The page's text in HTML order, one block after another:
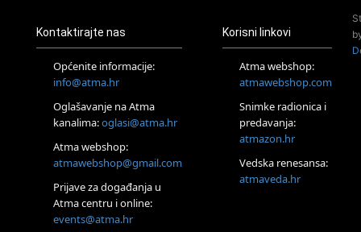
Tečaj Višeg Vodstva, razvijanja intuicije i Akaša zapisa
25.08.
Upisi u program Profesionalni hipnoterapeut — nova
generacija kreće 25.08. 2026.
Online
Visoko
Alemka Dauskardt – Jednodnevna radionica sistemskih
konstelacija
Kontaktirajte nas
Općenite informacije:
info@atma.hr
Oglašavanje na Atma
kanalima:oglasi@atma.hr
Atma webshop:
atmawebshop@gmail.com
Prijave za događanja u
Atma centru i online:
events@atma.hr
Korisni linkovi
Atma webshop:
atmawebshop.com
Snimke radionica i
predavanja:
atmazon.hr
Vedska renesansa:
atmaveda.hr